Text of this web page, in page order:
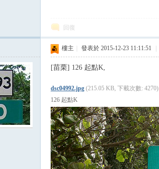
回復
樓主 發表於 2015-12-23 11:11:51
[苗栗] 126 起點K,
dsc04992.jpg (215.05 KB, 下載次數: 4270)
126 起點K